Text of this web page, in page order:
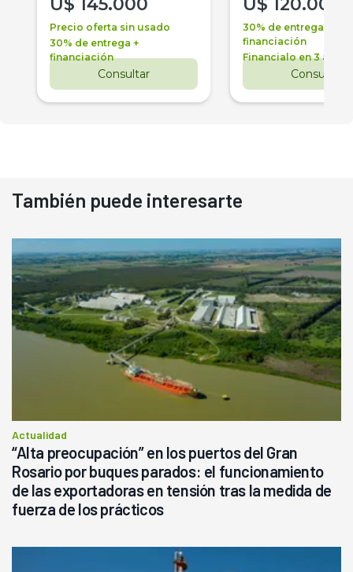
Precio oferta sin usado
30% de entrega +
financiación
Consultar
30% de entrega +
financiación
Financialo en 3 años
Consultar
También puede interesarte
Actualidad
“Alta preocupación” en los puertos del Gran
Rosario por buques parados: el funcionamiento
de las exportadoras en tensión tras la medida de
fuerza de los prácticos